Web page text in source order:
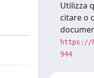
Utilizza
citare o
https://
944